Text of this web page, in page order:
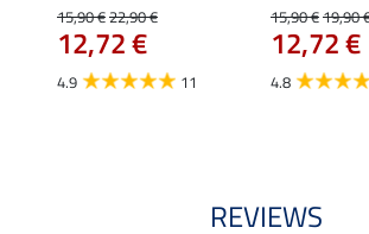
15,90 €22,90 €
12,72 €
4.9 11
15,90 €19,90
12,72 €
4.8
REVIEWS